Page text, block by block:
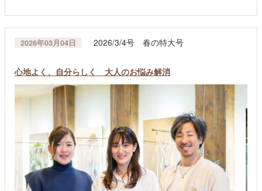
2026年03月04日 2026/3/4号 春の特大号
心地よく、自分らしく 大人のお悩み解消